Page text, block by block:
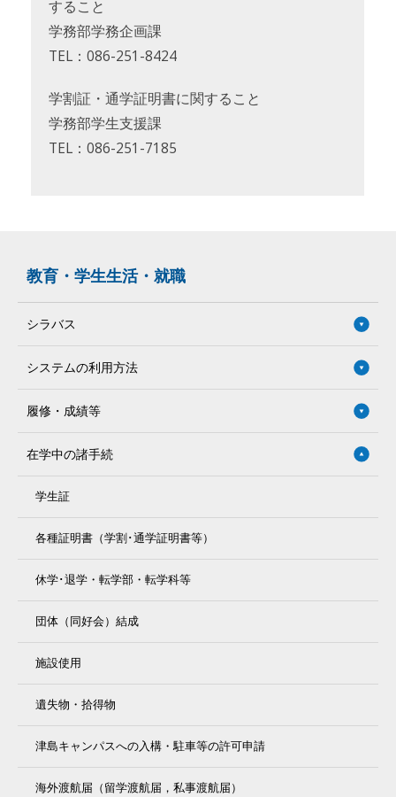
すること
学務部学務企画課
TEL：086-251-8424
学割証・通学証明書に関すること
学務部学生支援課
TEL：086-251-7185
教育・学生生活・就職
シラバス
システムの利用方法
履修・成績等
在学中の諸手続
学生証
各種証明書（学割･通学証明書等）
休学･退学・転学部・転学科等
団体（同好会）結成
施設使用
遺失物・拾得物
津島キャンパスへの入構・駐車等の許可申請
海外渡航届（留学渡航届，私事渡航届）